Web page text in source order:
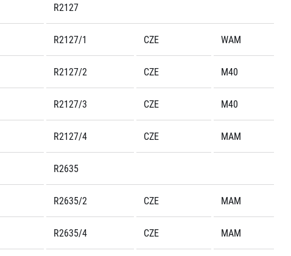
R2127
R2127/1 CZE WAM
R2127/2 CZE M40
R2127/3 CZE M40
R2127/4 CZE MAM
R2635
R2635/2 CZE MAM
R2635/4 CZE MAM